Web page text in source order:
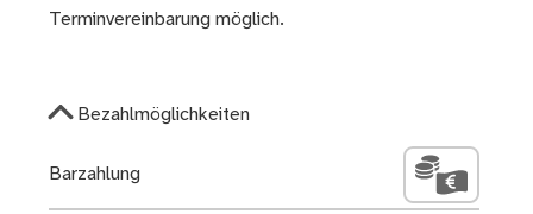
Terminvereinbarung möglich.
Bezahlmöglichkeiten
Barzahlung